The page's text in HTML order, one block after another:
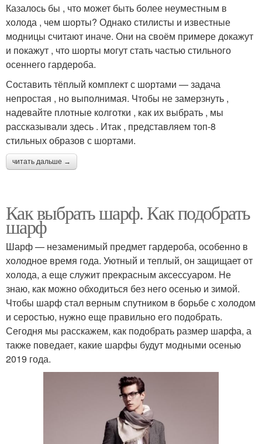
Казалось бы , что может быть более неуместным в
холода , чем шорты? Однако стилисты и известные
модницы считают иначе. Они на своём примере докажут
и покажут , что шорты могут стать частью стильного
осеннего гардероба.
Составить тёплый комплект с шортами — задача
непростая , но выполнимая. Чтобы не замерзнуть ,
надевайте плотные колготки , как их выбрать , мы
рассказывали здесь . Итак , представляем топ-8
стильных образов с шортами.
читать дальше →
Как выбрать шарф. Как подобрать
шарф
Шарф — незаменимый предмет гардероба, особенно в
холодное время года. Уютный и теплый, он защищает от
холода, а еще служит прекрасным аксессуаром. Не
знаю, как можно обходиться без него осенью и зимой.
Чтобы шарф стал верным спутником в борьбе с холодом
и серостью, нужно еще правильно его подобрать.
Сегодня мы расскажем, как подобрать размер шарфа, а
также поведает, какие шарфы будут модными осенью
2019 года.